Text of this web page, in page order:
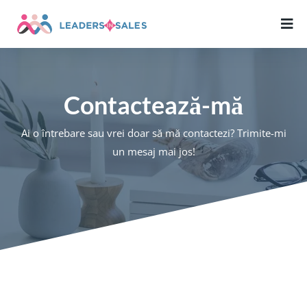
Contactează-mă
Ai o întrebare sau vrei doar să mă contactezi? Trimite-mi
un mesaj mai jos!